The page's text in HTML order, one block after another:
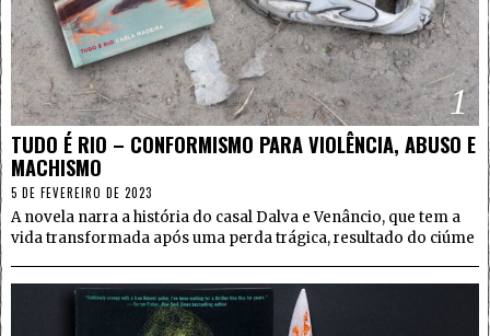
1
TUDO É RIO – CONFORMISMO PARA VIOLÊNCIA, ABUSO E
MACHISMO
5 DE FEVEREIRO DE 2023
A novela narra a história do casal Dalva e Venâncio, que tem a
vida transformada após uma perda trágica, resultado do ciúme